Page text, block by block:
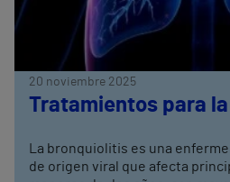
20 noviembre 2025
Tratamientos para
La bronquiolitis es una
de origen viral que afecta